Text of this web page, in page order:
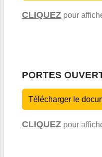
CLIQUEZ pour
PORTES
Télécharger le
CLIQUEZ pour